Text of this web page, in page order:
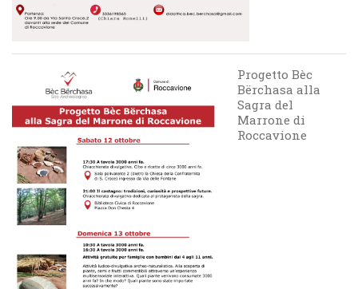
Progetto Bèc
Bërchasa alla
Sagra del
Marrone di
Roccavione